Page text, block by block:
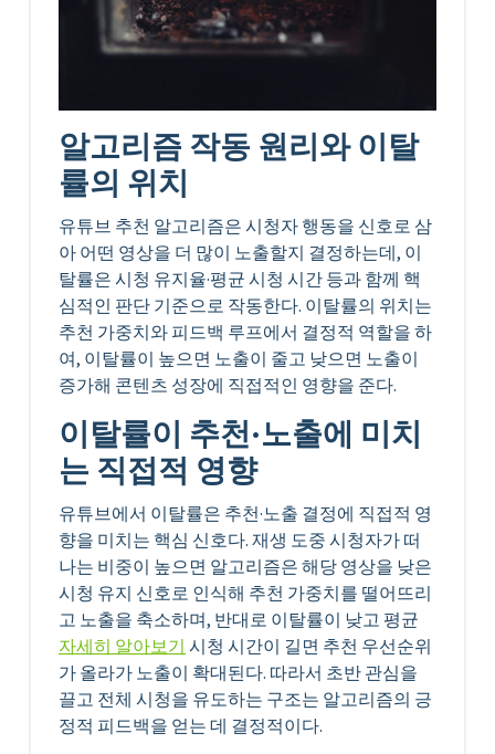
알고리즘 작동 원리와 이탈
률의 위치
유튜브 추천 알고리즘은 시청자 행동을 신호로 삼
아 어떤 영상을 더 많이 노출할지 결정하는데, 이
탈률은 시청 유지율·평균 시청 시간 등과 함께 핵
심적인 판단 기준으로 작동한다. 이탈률의 위치는
추천 가중치와 피드백 루프에서 결정적 역할을 하
여, 이탈률이 높으면 노출이 줄고 낮으면 노출이
증가해 콘텐츠 성장에 직접적인 영향을 준다.
이탈률이 추천·노출에 미치
는 직접적 영향
유튜브에서 이탈률은 추천·노출 결정에 직접적 영
향을 미치는 핵심 신호다. 재생 도중 시청자가 떠
나는 비중이 높으면 알고리즘은 해당 영상을 낮은
시청 유지 신호로 인식해 추천 가중치를 떨어뜨리
고 노출을 축소하며, 반대로 이탈률이 낮고 평균
자세히 알아보기 시청 시간이 길면 추천 우선순위
가 올라가 노출이 확대된다. 따라서 초반 관심을
끌고 전체 시청을 유도하는 구조는 알고리즘의 긍
정적 피드백을 얻는 데 결정적이다.